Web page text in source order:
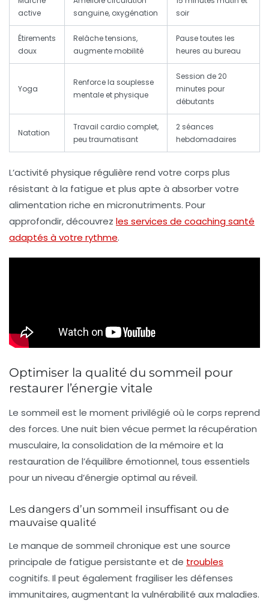
active
sanguine, oxygénation
soir
Étirements
doux
Relâche tensions,
augmente mobilité
Pause toutes les
heures au bureau
Yoga
Renforce la souplesse
mentale et physique
Session de 20
minutes pour
débutants
Natation
Travail cardio complet,
peu traumatisant
2 séances
hebdomadaires
L’activité physique régulière rend votre corps plus
résistant à la fatigue et plus apte à absorber votre
alimentation riche en micronutriments. Pour
approfondir, découvrez les services de coaching santé
adaptés à votre rythme.
Optimiser la qualité du sommeil pour
restaurer l’énergie vitale
Le sommeil est le moment privilégié où le corps reprend
des forces. Une nuit bien vécue permet la récupération
musculaire, la consolidation de la mémoire et la
restauration de l’équilibre émotionnel, tous essentiels
pour un niveau d’énergie optimal au réveil.
Les dangers d’un sommeil insuffisant ou de
mauvaise qualité
Le manque de sommeil chronique est une source
principale de fatigue persistante et de troubles
cognitifs. Il peut également fragiliser les défenses
immunitaires, augmentant la vulnérabilité aux maladies.